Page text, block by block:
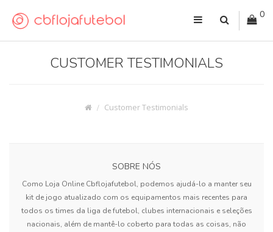
0
CUSTOMER TESTIMONIALS
Customer Testimonials
SOBRE NÓS
Como Loja Online Cbflojafutebol, podemos ajudá-lo a manter seu
kit de jogo atualizado com os equipamentos mais recentes para
todos os times da liga de futebol, clubes internacionais e seleções
nacionais, além de mantê-lo coberto para todas as coisas, não